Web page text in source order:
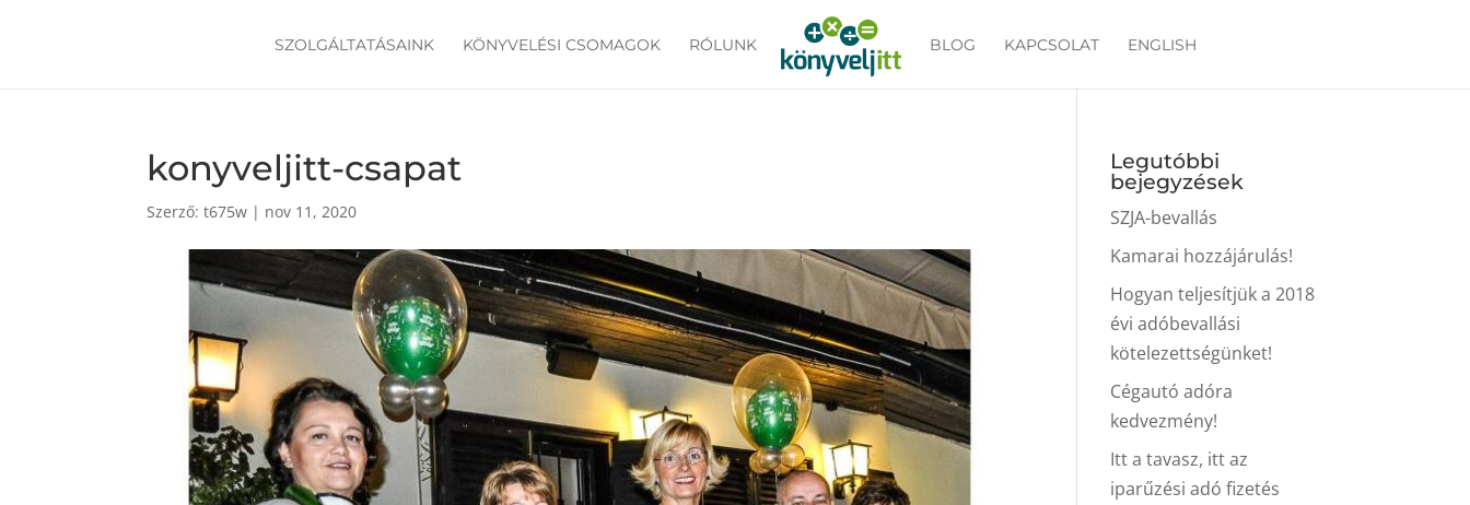
SZOLGÁLTATÁSAINK KÖNYVELÉSI CSOMAGOK RÓLUNK BLOG KAPCSOLAT ENGLISH
konyveljitt-csapat
Szerző:t675w | nov 11, 2020
Legutóbbi
bejegyzések
SZJA-bevallás
Kamarai hozzájárulás!
Hogyan teljesítjük a 2018
évi adóbevallási
kötelezettségünket!
Cégautó adóra
kedvezmény!
Itt a tavasz, itt az
iparűzési adó fizetés